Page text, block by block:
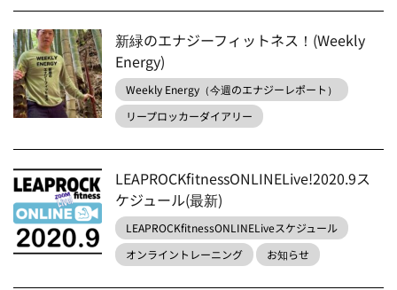
新緑のエナジーフィットネス！(Weekly
Energy)
Weekly Energy（今週のエナジーレポート）
リープロッカーダイアリー
LEAPROCKfitnessONLINELive!2020.9ス
ケジュール(最新)
LEAPROCKfitnessONLINELiveスケジュール
オンライントレーニング
お知らせ